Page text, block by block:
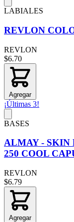
LABIALES
REVLON
REVLON
$6.70
Agregar
¡Últimas 3!
BASES
ALMAY - SKIN
250 COOL
REVLON
$6.79
Agregar